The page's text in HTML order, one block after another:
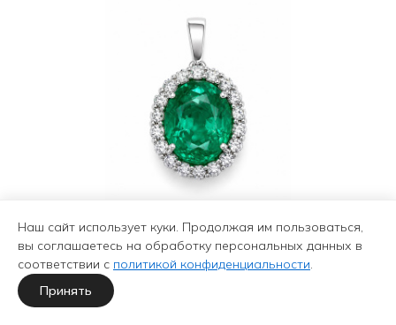
Подвеска из золота с
изумрудом природным и
Наш сайт использует куки. Продолжая им пользоваться,
вы соглашаетесь на обработку персональных данных в
соответствии с политикой конфиденциальности.
Принять